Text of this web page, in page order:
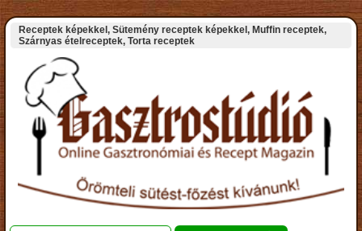
Receptek képekkel, Sütemény receptek képekkel, Muffin receptek,
Szárnyas ételreceptek, Torta receptek